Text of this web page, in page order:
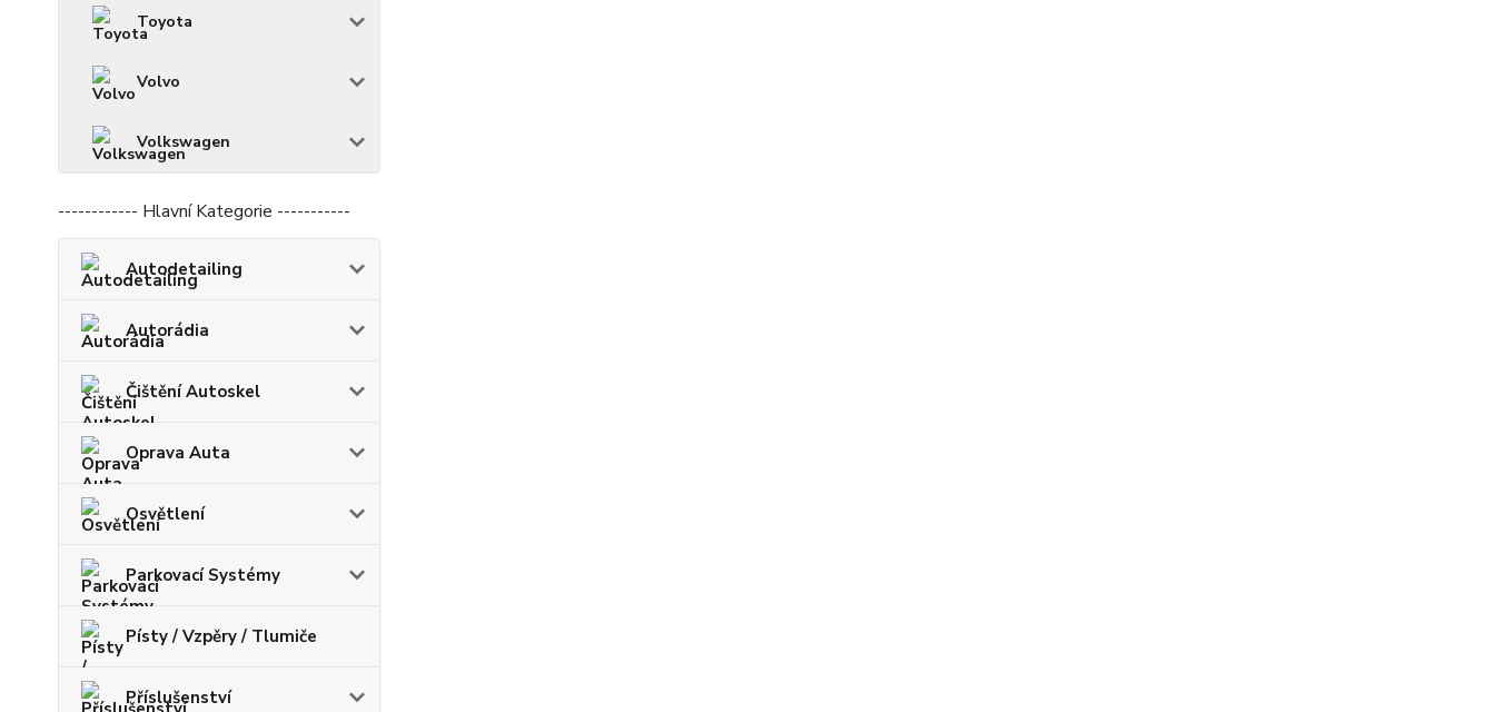
Toyota
Volvo
Volkswagen
------------ Hlavní Kategorie -----------
Autodetailing
Autorádia
Čištění Autoskel
Oprava Auta
Osvětlení
Parkovací Systémy
Písty / Vzpěry / Tlumiče
Příslušenství